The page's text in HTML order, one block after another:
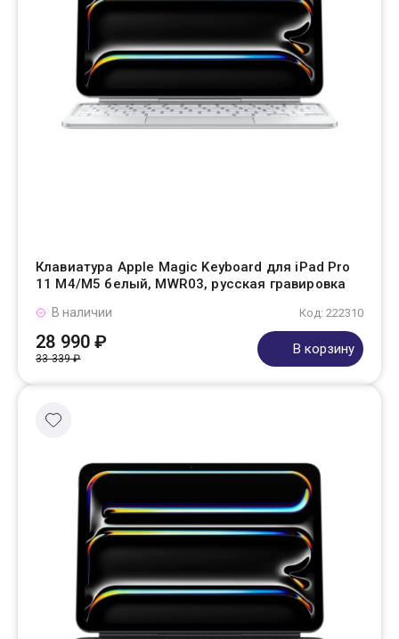
Клавиатура Apple Magic Keyboard для iPad Pro
11 M4/M5 белый, MWR03, русская гравировка
Код: 222310
В наличии
28 990 ₽
33 339 ₽
В корзину